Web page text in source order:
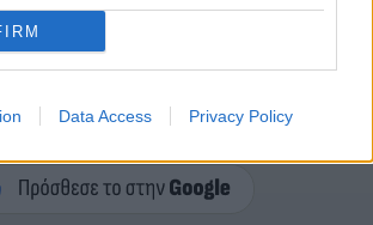
Data Access Privacy Policy
κλικ και δες περισσότερο